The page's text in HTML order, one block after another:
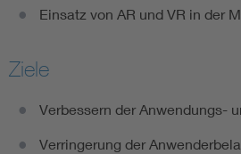
Einsatz von AR und VR in der
Ziele
Verbessern der Anwendungs-
Verringerung der